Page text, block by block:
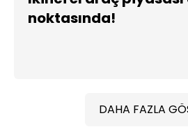
noktasında!
DAHA FAZLA